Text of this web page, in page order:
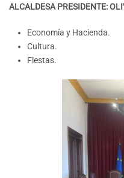
ALCALDESA PRESIDENTE:
Economía y Hacienda.
Cultura.
Fiestas.